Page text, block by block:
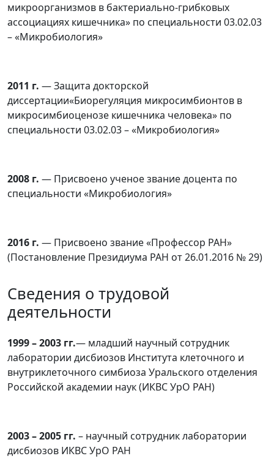
микроорганизмов в бактериально-грибковых
ассоциациях кишечника» по специальности 03.02.03
– «Микробиология»
2011 г. — Защита докторской
диссертации«Биорегуляция микросимбионтов в
микросимбиоценозе кишечника человека» по
специальности 03.02.03 – «Микробиология»
2008 г. — Присвоено ученое звание доцента по
специальности «Микробиология»
2016 г. — Присвоено звание «Профессор РАН»
(Постановление Президиума РАН от 26.01.2016 № 29)
Сведения о трудовой
деятельности
1999 – 2003 гг.— младший научный сотрудник
лаборатории дисбиозов Института клеточного и
внутриклеточного симбиоза Уральского отделения
Российской академии наук (ИКВС УрО РАН)
2003 – 2005 гг. – научный сотрудник лаборатории
дисбиозов ИКВС УрО РАН